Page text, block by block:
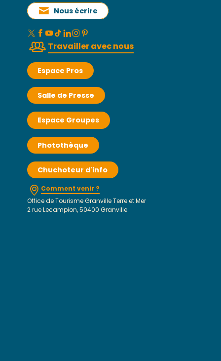
Nous écrire
Travailler avec nous
Espace Pros
Salle de Presse
Espace Groupes
Photothèque
Chuchoteur d'info
Comment venir ?
Office de Tourisme Granville Terre et Mer
2 rue Lecampion, 50400 Granville